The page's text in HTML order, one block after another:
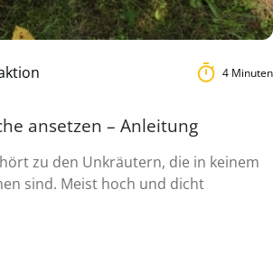
4 Minuten
ansetzen – Anleitung
zu den Unkräutern, die in keinem
sind. Meist hoch und dicht